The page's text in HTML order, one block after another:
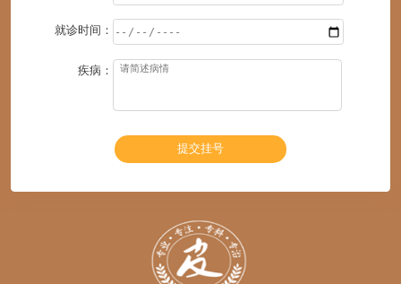
就诊时间：
疾病：